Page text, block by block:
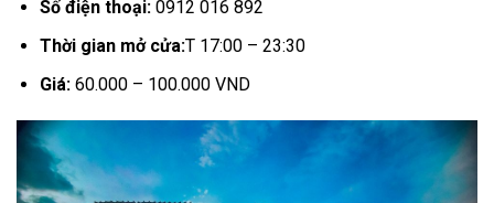
Số điện thoại:0912 016 892
Thời gian mở cửa:T 17:00 – 23:30
Giá:60.000 – 100.000 VND